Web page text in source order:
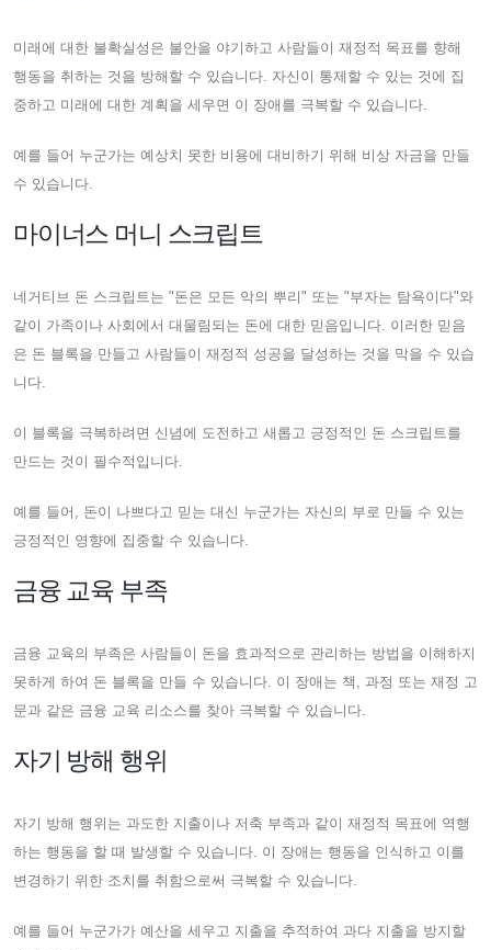
미래에 대한 불확실성은 불안을 야기하고 사람들이 재정적 목표를 향해
행동을 취하는 것을 방해할 수 있습니다. 자신이 통제할 수 있는 것에 집
중하고 미래에 대한 계획을 세우면 이 장애를 극복할 수 있습니다.
예를 들어 누군가는 예상치 못한 비용에 대비하기 위해 비상 자금을 만들
수 있습니다.
마이너스 머니 스크립트
네거티브 돈 스크립트는 "돈은 모든 악의 뿌리" 또는 "부자는 탐욕이다"와
같이 가족이나 사회에서 대물림되는 돈에 대한 믿음입니다. 이러한 믿음
은 돈 블록을 만들고 사람들이 재정적 성공을 달성하는 것을 막을 수 있습
니다.
이 블록을 극복하려면 신념에 도전하고 새롭고 긍정적인 돈 스크립트를
만드는 것이 필수적입니다.
예를 들어, 돈이 나쁘다고 믿는 대신 누군가는 자신의 부로 만들 수 있는
긍정적인 영향에 집중할 수 있습니다.
금융 교육 부족
금융 교육의 부족은 사람들이 돈을 효과적으로 관리하는 방법을 이해하지
못하게 하여 돈 블록을 만들 수 있습니다. 이 장애는 책, 과정 또는 재정 고
문과 같은 금융 교육 리소스를 찾아 극복할 수 있습니다.
자기 방해 행위
자기 방해 행위는 과도한 지출이나 저축 부족과 같이 재정적 목표에 역행
하는 행동을 할 때 발생할 수 있습니다. 이 장애는 행동을 인식하고 이를
변경하기 위한 조치를 취함으로써 극복할 수 있습니다.
예를 들어 누군가가 예산을 세우고 지출을 추적하여 과다 지출을 방지할